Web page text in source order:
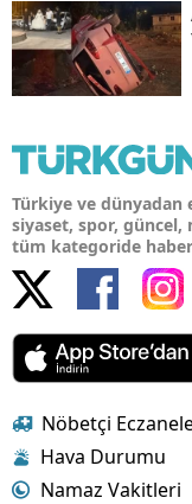
Türkiye ve dünyadan
siyaset, spor,
tüm kategoride
Nöbetçi
Hava Durumu
Namaz Vakitleri